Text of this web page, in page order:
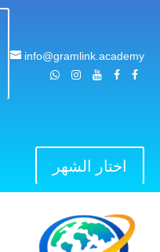
info@gramlink.academy
اختار الشهر